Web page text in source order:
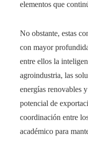
elementos que
No obstante, estas
con mayor
entre ellos la
agroindustria, las
energías renovables
potencial de
coordinación entre
académico para